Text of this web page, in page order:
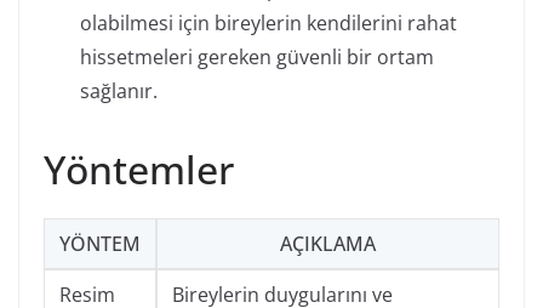
olabilmesi için bireylerin kendilerini rahat
hissetmeleri gereken güvenli bir ortam
sağlanır.
Yöntemler
YÖNTEM
AÇIKLAMA
Resim
Bireylerin duygularını ve